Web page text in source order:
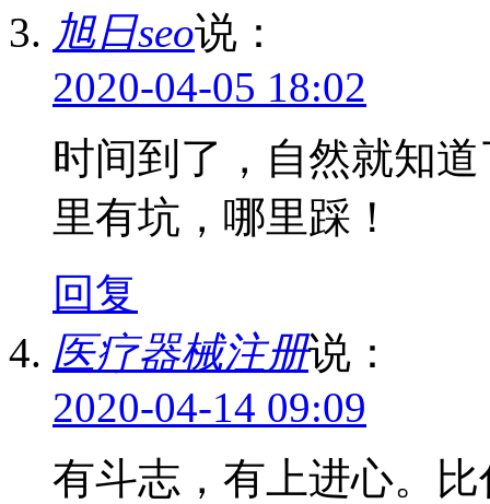
旭日seo说：
2020-04-05 18:02
时间到了，自然就知
里有坑，哪里踩！
回复
医疗器械注册说：
2020-04-14 09:09
有斗志，有上进心。